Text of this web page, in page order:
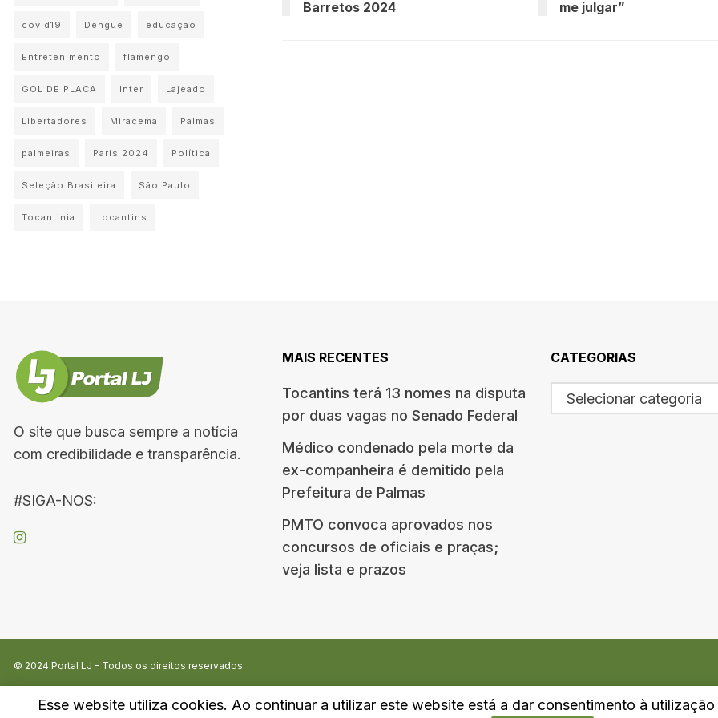
Barretos 2024
me julgar”
covid19 Dengue educação
Entretenimento flamengo
GOL DE PLACA Inter Lajeado
Libertadores Miracema Palmas
palmeiras Paris 2024 Política
Seleção Brasileira São Paulo
Tocantinia tocantins
O site que busca sempre a notícia
com credibilidade e transparência.
#SIGA-NOS:
MAIS RECENTES
Tocantins terá 13 nomes na disputa
por duas vagas no Senado Federal
Médico condenado pela morte da
ex-companheira é demitido pela
Prefeitura de Palmas
PMTO convoca aprovados nos
concursos de oficiais e praças;
veja lista e prazos
CATEGORIAS
Selecionar categoria
© 2024 Portal LJ - Todos os direitos reservados.
Esse website utiliza cookies. Ao continuar a utilizar este website está a dar consentimento à